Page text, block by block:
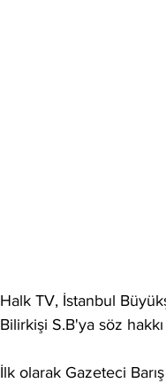
Halk TV, İstanbul
Bilirkişi S.B'ya söz hakkı
İlk olarak Gazeteci